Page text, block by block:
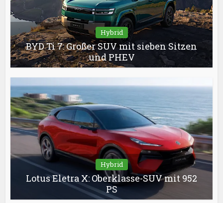
Hybrid
BYD Ti 7: Großer SUV mit sieben Sitzen
und PHEV
Hybrid
Lotus Eletra X: Oberklasse-SUV mit 952
PS